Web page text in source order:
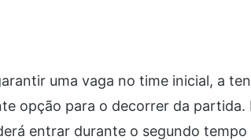
uma vaga no time inicial, a
opção para o decorrer da
entrar durante o segundo